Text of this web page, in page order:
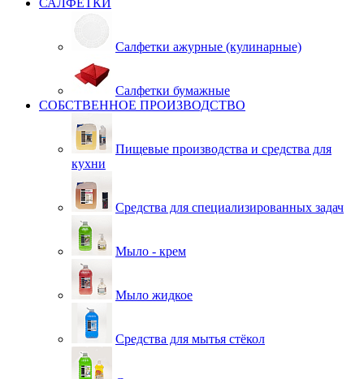
САЛФЕТКИ
Салфетки ажурные (кулинарные)
Салфетки бумажные
СОБСТВЕННОЕ ПРОИЗВОДСТВО
Пищевые производства и средства для
кухни
Средства для специализированных задач
Мыло - крем
Мыло жидкое
Средства для мытья стёкол